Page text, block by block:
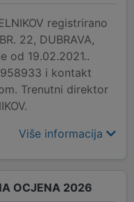
registrirano
22, DUBRAVA,
od 19.02.2021..
i kontakt
Trenutni direktor
Više informacija
OCJENA 2026